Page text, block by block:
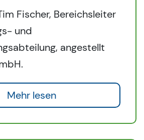
Fischer, Bereichsleiter
und
angestellt
Mehr lesen